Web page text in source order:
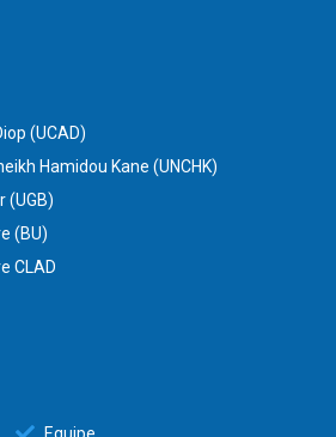
(UCAD)
Hamidou Kane (UNCHK)
(UGB)
(BU)
CLAD